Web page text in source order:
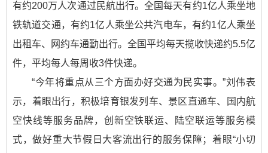
有约200万人次通过民航出行。全国每天有约1亿人乘坐地
铁轨道交通，有约1亿人乘坐公共汽电车，有约1亿人乘坐
出租车、网约车通勤出行。全国平均每天揽收快递约5.5亿
件，平均每人每周收3件快递。
“今年将重点从三个方面办好交通为民实事。”刘伟表
示，着眼出行，积极培育银发列车、景区直通车、国内航
空快线等服务品牌，创新空铁联运、陆空联运等服务模
式，做好重大节假日大客流出行的服务保障；着眼“小切